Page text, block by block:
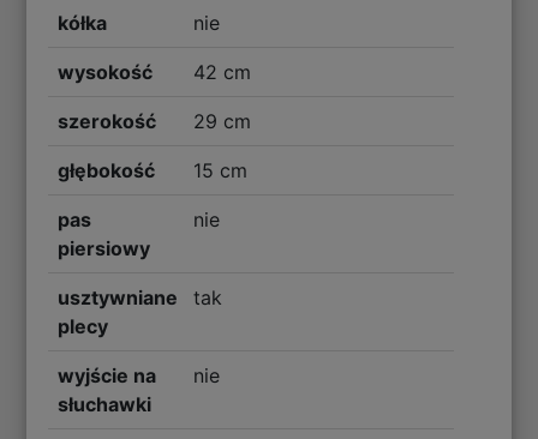
kółka nie
wysokość 42 cm
szerokość 29 cm
głębokość 15 cm
pas
piersiowy
nie
usztywniane
plecy
tak
wyjście na
słuchawki
nie